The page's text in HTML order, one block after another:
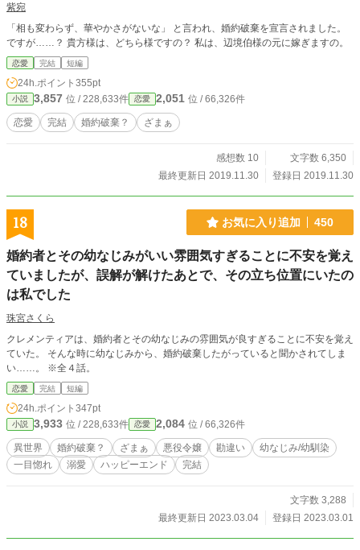
紫宛
「相も変わらず、華やかさがないな」 と言われ、婚約破棄を宣言されました。
ですが……？ 貴方様は、どちら様ですの？ 私は、辺境伯様の元に嫁ぎますの。
恋愛 完結 短編
24h.ポイント 355pt
小説 3,857 位 / 228,633件 恋愛 2,051 位 / 66,326件
恋愛 完結 婚約破棄？ ざまぁ
感想数 10
文字数 6,350
最終更新日 2019.11.30
登録日 2019.11.30
18 お気に入り追加 450
婚約者とその幼なじみがいい雰囲気すぎることに不安を覚え
ていましたが、誤解が解けたあとで、その立ち位置にいたの
は私でした
珠宮さくら
クレメンティアは、婚約者とその幼なじみの雰囲気が良すぎることに不安を覚え
ていた。 そんな時に幼なじみから、婚約破棄したがっていると聞かされてしま
い……。 ※全４話。
恋愛 完結 短編
24h.ポイント 347pt
小説 3,933 位 / 228,633件 恋愛 2,084 位 / 66,326件
異世界 婚約破棄？ ざまぁ 悪役令嬢 勘違い
幼なじみ/幼馴染
一目惚れ
溺愛 ハッピーエンド 完結
文字数 3,288
最終更新日 2023.03.04
登録日 2023.03.01